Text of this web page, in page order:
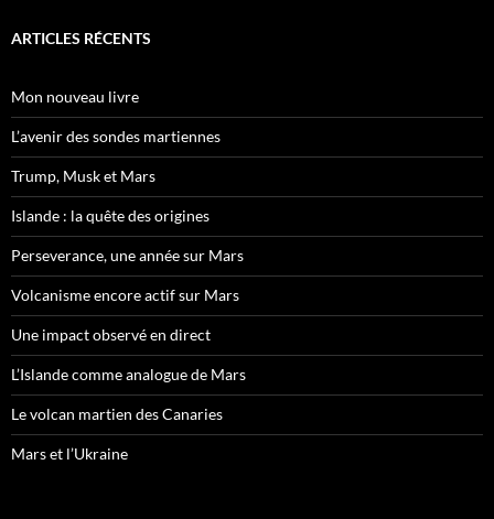
ARTICLES RÉCENTS
Mon nouveau livre
L’avenir des sondes martiennes
Trump, Musk et Mars
Islande : la quête des origines
Perseverance, une année sur Mars
Volcanisme encore actif sur Mars
Une impact observé en direct
L’Islande comme analogue de Mars
Le volcan martien des Canaries
Mars et l’Ukraine